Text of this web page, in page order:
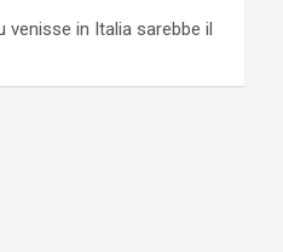
venisse in Italia sarebbe il